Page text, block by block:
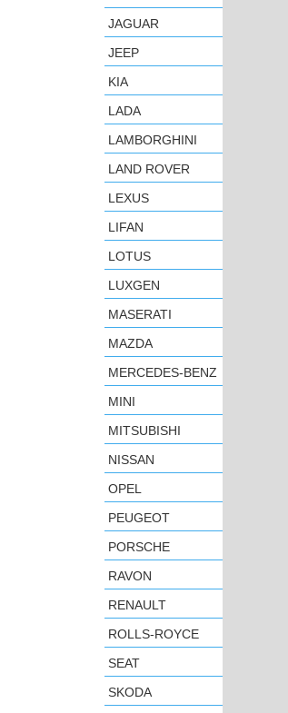
JAGUAR
JEEP
KIA
LADA
LAMBORGHINI
LAND ROVER
LEXUS
LIFAN
LOTUS
LUXGEN
MASERATI
MAZDA
MERCEDES-BENZ
MINI
MITSUBISHI
NISSAN
OPEL
PEUGEOT
PORSCHE
RAVON
RENAULT
ROLLS-ROYCE
SEAT
SKODA